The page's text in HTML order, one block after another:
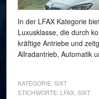
In der LFAX Kategorie
Luxusklasse, die durch
kräftige Antriebe und
Allradantrieb, Automatik
KATEGORIE:SIXT
STICHWORTE: LFAX, SIXT